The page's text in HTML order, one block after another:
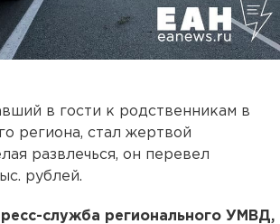
в гости к родственникам в
региона, стал жертвой
развлечься, он перевел
рублей.
служба регионального УМВД,